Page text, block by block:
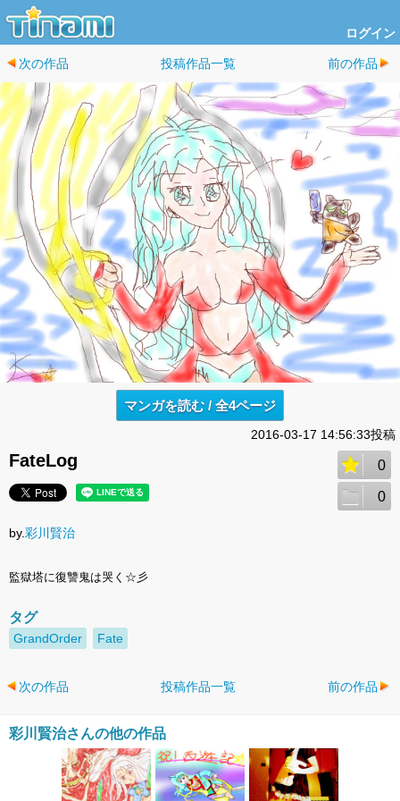
ログイン
次の作品 投稿作品一覧 前の作品
マンガを読む / 全4ページ
2016-03-17 14:56:33投稿
FateLog 0
0
by.彩川賢治
監獄塔に復讐鬼は哭く☆彡
タグ
GrandOrder Fate
次の作品 投稿作品一覧 前の作品
彩川賢治さんの他の作品